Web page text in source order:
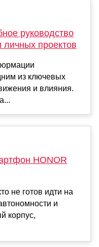
руководство
личных проектов
из ключевых
и влияния.
HONOR
не готов идти на
и
корпус,